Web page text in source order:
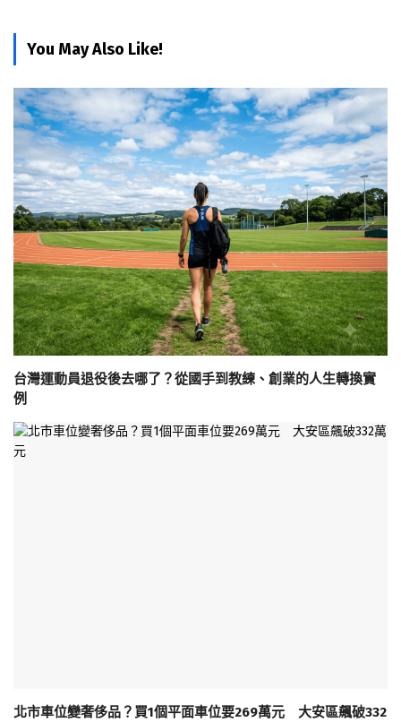
You May Also Like!
台灣運動員退役後去哪了？從國手到教練、創業的人生轉換實
例
北市車位變奢侈品？買1個平面車位要269萬元 大安區飆破332